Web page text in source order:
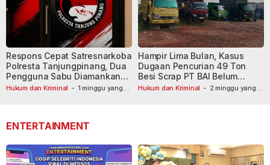
Hukum dan Kriminal - 1 minggu yang
Respons Cepat Satresnarkoba
Polresta Tanjungpinang, Dua
Pengguna Sabu Diamankan
Usai Dilaporkan ke Call Center
Hukum dan Kriminal - 2 minggu yang
Hampir Lima Bulan, Kasus
Dugaan Pencurian 49 Ton
Besi Scrap PT BAI Belum
Tetapkan Tersangka
ENTERTAINMENT